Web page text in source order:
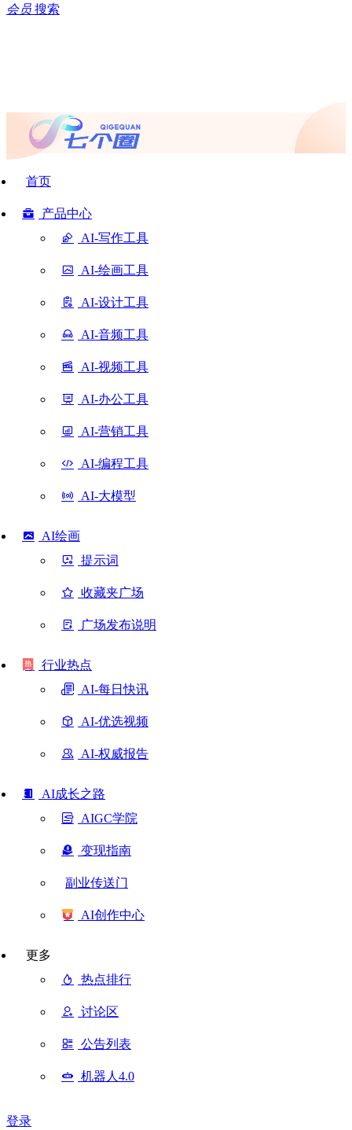
会员 搜索
首页
产品中心
AI-写作工具
AI-绘画工具
AI-设计工具
AI-音频工具
AI-视频工具
AI-办公工具
AI-营销工具
AI-编程工具
AI-大模型
AI绘画
提示词
收藏夹广场
广场发布说明
行业热点
AI-每日快讯
AI-优选视频
AI-权威报告
AI成长之路
AIGC学院
变现指南
副业传送门
AI创作中心
更多
热点排行
讨论区
公告列表
机器人4.0
登录